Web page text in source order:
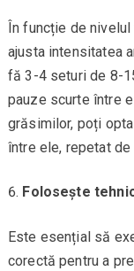
În funcție de
ajusta intensitatea
fă 3-4 seturi de 8-
pauze scurte între
grăsimilor, poți
între ele, repetat de
Folosește
Este esențial să
corectă pentru a